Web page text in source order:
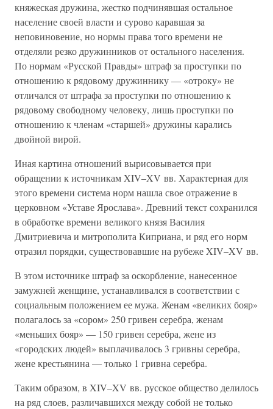
княжеская дружина, жестко подчинявшая остальное
население своей власти и сурово каравшая за
неповиновение, но нормы права того времени не
отделяли резко дружинников от остального населения.
По нормам «Русской Правды» штраф за проступки по
отношению к рядовому дружиннику — «отроку» не
отличался от штрафа за проступки по отношению к
рядовому свободному человеку, лишь проступки по
отношению к членам «старшей» дружины карались
двойной вирой.
Иная картина отношений вырисовывается при
обращении к источникам XIV–XV вв. Характерная для
этого времени система норм нашла свое отражение в
церковном «Уставе Ярослава». Древний текст сохранился
в обработке времени великого князя Василия
Дмитриевича и митрополита Киприана, и ряд его норм
отразил порядки, существовавшие на рубеже XIV–XV вв.
В этом источнике штраф за оскорбление, нанесенное
замужней женщине, устанавливался в соответствии с
социальным положением ее мужа. Женам «великих бояр»
полагалось за «сором» 250 гривен серебра, женам
«меньших бояр» — 150 гривен серебра, жене из
«городских людей» выплачивалось 3 гривны серебра,
жене крестьянина — только 1 гривна серебра.
Таким образом, в XIV–XV вв. русское общество делилось
на ряд слоев, различавшихся между собой не только